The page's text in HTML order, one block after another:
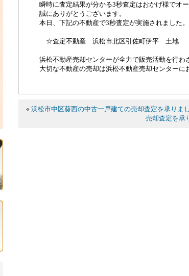
瞬時に査定結果が分かる3秒査定はおかげ様でオ
誠にありがとうございます。
本日、下記の不動産で3秒査定が実施されました。
☆査定不動産 浜松市北区引佐町伊平 土地
浜松不動産売却センターが全力で販売活動を行わ
大切な不動産の売却は浜松不動産売却センターに
« 浜松市中区葵西の中古一戸建ての売却査定を承りまし
売却査定を承